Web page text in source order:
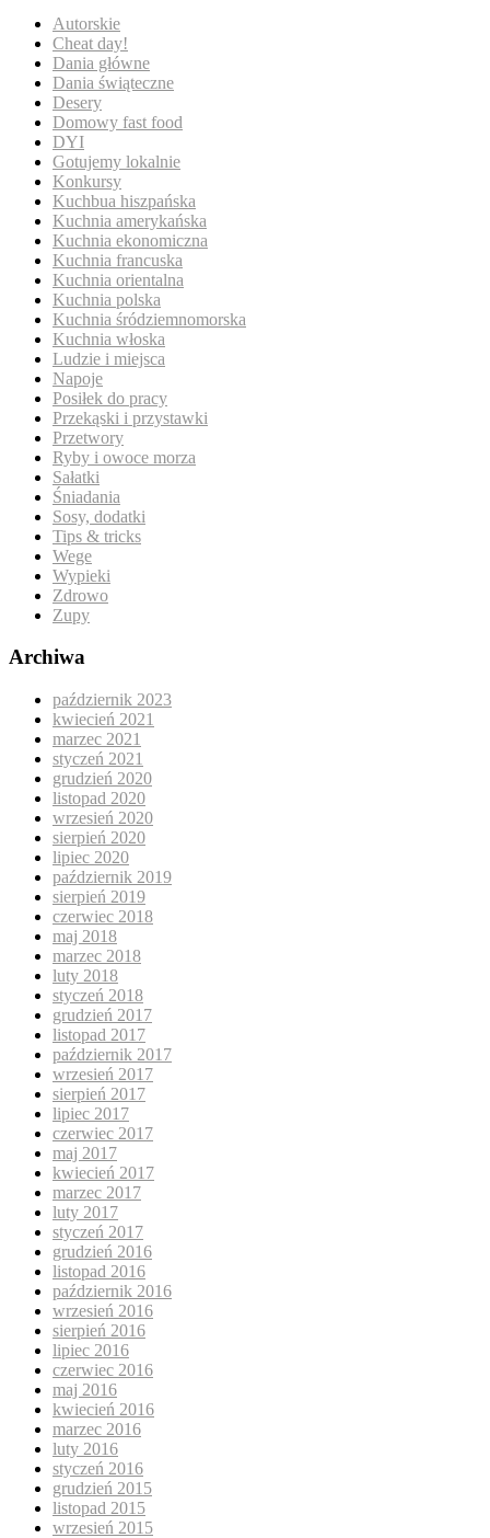
Autorskie
Cheat day!
Dania główne
Dania świąteczne
Desery
Domowy fast food
DYI
Gotujemy lokalnie
Konkursy
Kuchbua hiszpańska
Kuchnia amerykańska
Kuchnia ekonomiczna
Kuchnia francuska
Kuchnia orientalna
Kuchnia polska
Kuchnia śródziemnomorska
Kuchnia włoska
Ludzie i miejsca
Napoje
Posiłek do pracy
Przekąski i przystawki
Przetwory
Ryby i owoce morza
Sałatki
Śniadania
Sosy, dodatki
Tips & tricks
Wege
Wypieki
Zdrowo
Zupy
Archiwa
październik 2023
kwiecień 2021
marzec 2021
styczeń 2021
grudzień 2020
listopad 2020
wrzesień 2020
sierpień 2020
lipiec 2020
październik 2019
sierpień 2019
czerwiec 2018
maj 2018
marzec 2018
luty 2018
styczeń 2018
grudzień 2017
listopad 2017
październik 2017
wrzesień 2017
sierpień 2017
lipiec 2017
czerwiec 2017
maj 2017
kwiecień 2017
marzec 2017
luty 2017
styczeń 2017
grudzień 2016
listopad 2016
październik 2016
wrzesień 2016
sierpień 2016
lipiec 2016
czerwiec 2016
maj 2016
kwiecień 2016
marzec 2016
luty 2016
styczeń 2016
grudzień 2015
listopad 2015
wrzesień 2015